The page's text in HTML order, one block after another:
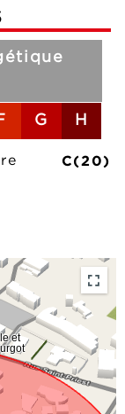
G H
C(20)